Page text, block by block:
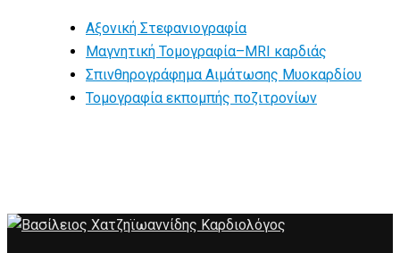
Αξονική Στεφανιογραφία
Μαγνητική Τομογραφία–MRI καρδιάς
Σπινθηρογράφημα Αιμάτωσης Μυοκαρδίου
Τομογραφία εκπομπής ποζιτρονίων